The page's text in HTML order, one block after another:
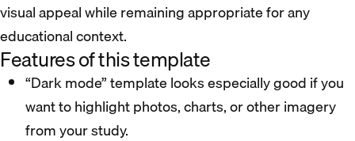
visual appeal while remaining appropriate for any
educational context.
Features of this template
“Dark mode” template looks especially good if you
want to highlight photos, charts, or other imagery
from your study.